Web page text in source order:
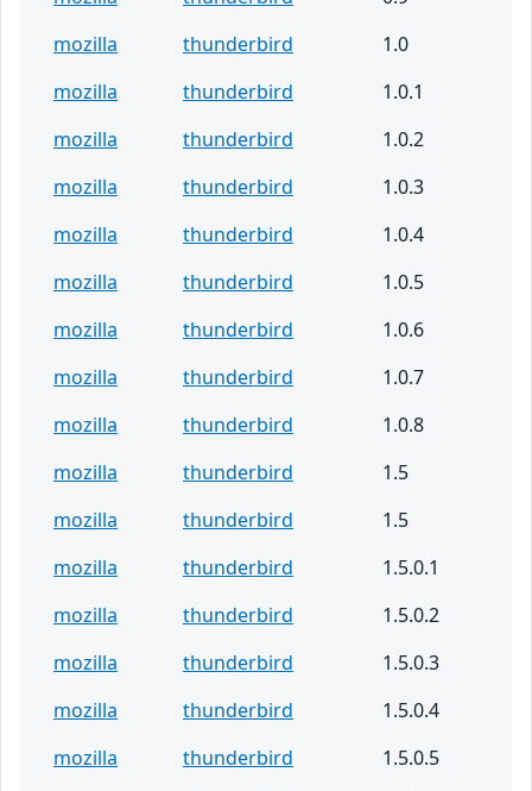
mozilla
thunderbird
1.0
mozilla
thunderbird
1.0.1
mozilla
thunderbird
1.0.2
mozilla
thunderbird
1.0.3
mozilla
thunderbird
1.0.4
mozilla
thunderbird
1.0.5
mozilla
thunderbird
1.0.6
mozilla
thunderbird
1.0.7
mozilla
thunderbird
1.0.8
mozilla
thunderbird
1.5
mozilla
thunderbird
1.5
mozilla
thunderbird
1.5.0.1
mozilla
thunderbird
1.5.0.2
mozilla
thunderbird
1.5.0.3
mozilla
thunderbird
1.5.0.4
mozilla
thunderbird
1.5.0.5